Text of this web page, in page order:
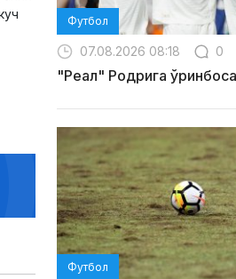
Футбол
07.08.2026 08:18 0
"Реал" Родрига
Футбол